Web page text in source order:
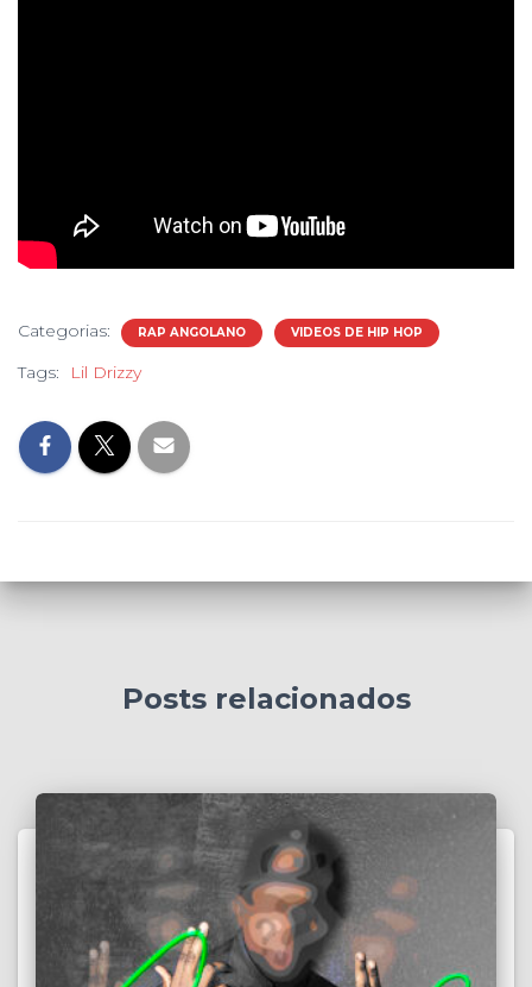
Categorias: RAP ANGOLANO VIDEOS DE HIP HOP
Tags: Lil Drizzy
Posts relacionados